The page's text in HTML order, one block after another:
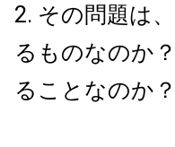
2. その問題は
るものなのか
ることなのか